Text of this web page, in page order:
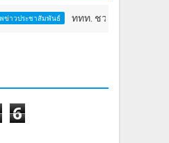
ททท. ชวนสัมผัสพลังแห่งศรัทธา ร่วมง
6